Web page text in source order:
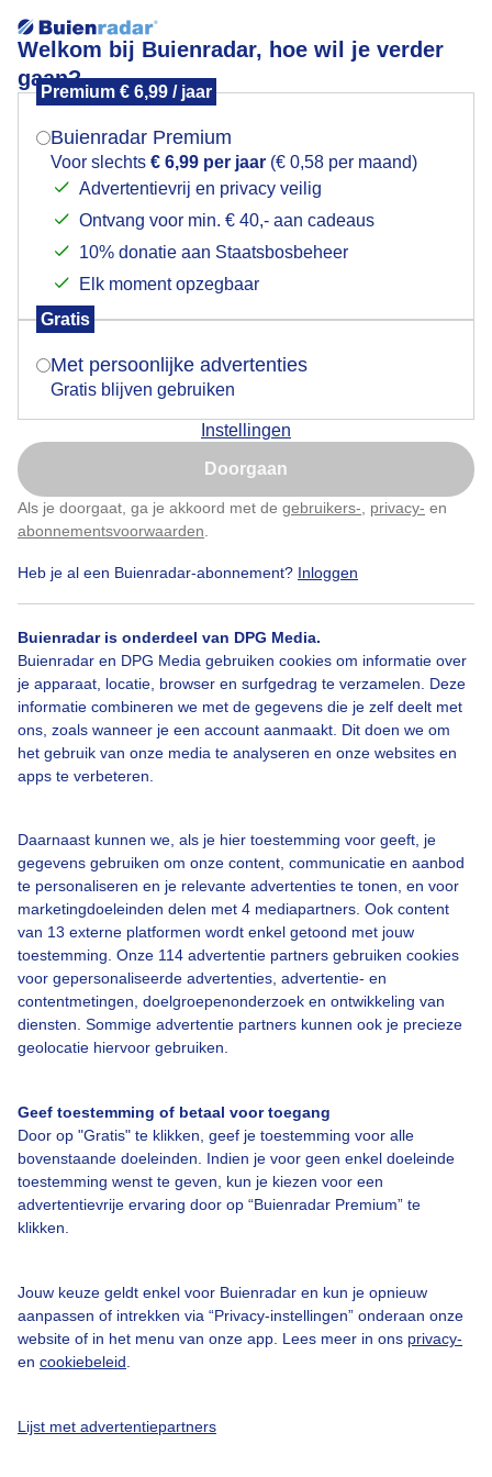
Welkom bij Buienradar, hoe wil je verder
gaan?
Premium € 6,99 / jaar
Buienradar Premium
Voor slechts € 6,99 per jaar (€ 0,58 per maand)
Advertentievrij en privacy veilig
Ontvang voor min. € 40,- aan cadeaus
10% donatie aan Staatsbosbeheer
Elk moment opzegbaar
Gratis
Met persoonlijke advertenties
Gratis blijven gebruiken
Instellingen
Doorgaan
Als je doorgaat, ga je akkoord met de gebruikers- privacy- en
abonnementsvoorwaarden
Heb je al een Buienradar-abonnement? Inloggen
Buienradar is onderdeel van DPG Media.
Buienradar en DPG Media gebruiken cookies om informatie over
je apparaat, locatie, browser en surfgedrag te verzamelen. Deze
informatie combineren we met de gegevens die je zelf deelt met
ons, zoals wanneer je een account aanmaakt. Dit doen we om
het gebruik van onze media te analyseren en onze websites en
apps te verbeteren.
Daarnaast kunnen we, als je hier toestemming voor geeft, je
gegevens gebruiken om onze content, communicatie en aanbod
te personaliseren en je relevante advertenties te tonen, en voor
marketingdoeleinden delen met 4 mediapartners. Ook content
van 13 externe platformen wordt enkel getoond met jouw
toestemming. Onze 114 advertentie partners gebruiken cookies
voor gepersonaliseerde advertenties, advertentie- en
contentmetingen, doelgroepenonderzoek en ontwikkeling van
diensten. Sommige advertentie partners kunnen ook je precieze
geolocatie hiervoor gebruiken.
Geef toestemming of betaal voor toegang
Door op "Gratis" te klikken, geef je toestemming voor alle
bovenstaande doeleinden. Indien je voor geen enkel doeleinde
toestemming wenst te geven, kun je kiezen voor een
advertentievrije ervaring door op “Buienradar Premium” te
klikken.
Jouw keuze geldt enkel voor Buienradar en kun je opnieuw
aanpassen of intrekken via “Privacy-instellingen” onderaan onze
website of in het menu van onze app. Lees meer in ons privacy-
en cookiebeleid
Lijst met advertentiepartners
Zon en wolken.
wolkenvelden in Groningen.
Door: Gerrit Draaisma.
Bekijk slideshow
Een moment geduld aub...
Over Buienradar
Contact
Toegankelijkheid
Gebruikersvoorwaarden
Buienradar Team
Privacy beleid
Cookie beleid
Gratis weerdata
Mogen we je locatie gebruiken voor het
Indien je hier nog geen akkoord op hebt gegeven,
verschijnt er zo een pop-up uit je browser waarin
Is goed, toon de popup
Nu niet, misschien later
Klik hierom dit aan te passen